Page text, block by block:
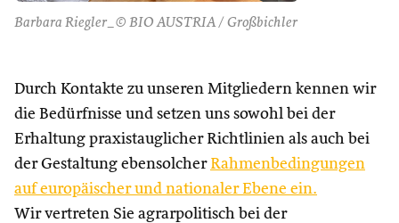
Barbara Riegler_© BIO AUSTRIA / Großbichler
Durch Kontakte zu unseren Mitgliedern kennen wir
die Bedürfnisse und setzen uns sowohl bei der
Erhaltung praxistauglicher Richtlinien als auch bei
der Gestaltung ebensolcher Rahmenbedingungen
auf europäischer und nationaler Ebene ein.
Wir vertreten Sie agrarpolitisch bei der